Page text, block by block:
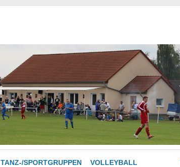
TANZ-/SPORTGRUPPEN VOLLEYBALL